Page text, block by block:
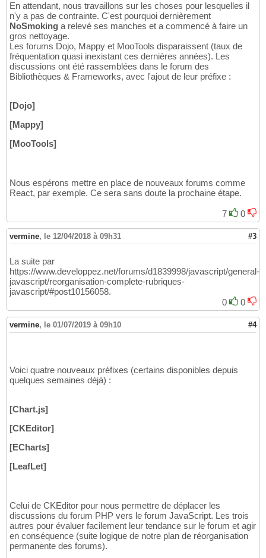
En attendant, nous travaillons sur les choses pour lesquelles il
n'y a pas de contrainte. C'est pourquoi dernièrement
NoSmoking a relevé ses manches et a commencé à faire un
gros nettoyage.
Les forums Dojo, Mappy et MooTools disparaissent (taux de
fréquentation quasi inexistant ces dernières années). Les
discussions ont été rassemblées dans le forum des
Bibliothèques & Frameworks, avec l'ajout de leur préfixe :
[Dojo]
[Mappy]
[MooTools]
Nous espérons mettre en place de nouveaux forums comme
React, par exemple. Ce sera sans doute la prochaine étape.
7 0
vermine, le 12/04/2018 à 09h31 #3
La suite par
https://www.developpez.net/forums/d1839998/javascript/general-
javascript/reorganisation-complete-rubriques-
javascript/#post10156058.
0
0
vermine, le 01/07/2019 à 09h10 #4
Voici quatre nouveaux préfixes (certains disponibles depuis
quelques semaines déjà) :
[Chart.js]
[CKEditor]
[ECharts]
[LeafLet]
Celui de CKEditor pour nous permettre de déplacer les
discussions du forum PHP vers le forum JavaScript. Les trois
autres pour évaluer facilement leur tendance sur le forum et agir
en conséquence (suite logique de notre plan de réorganisation
permanente des forums).